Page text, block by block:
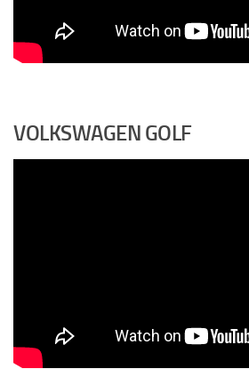
VOLKSWAGEN GOLF